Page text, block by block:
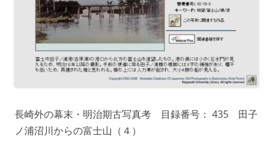
長崎外の幕末・明治期古写真考 目録番号： 435 田子
ノ浦沼川からの富士山（４）